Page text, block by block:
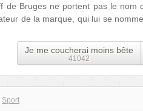
de Bruges ne portent pas le nom
de la marque, qui lui se
Je me coucherai moins bête
41042
Sport